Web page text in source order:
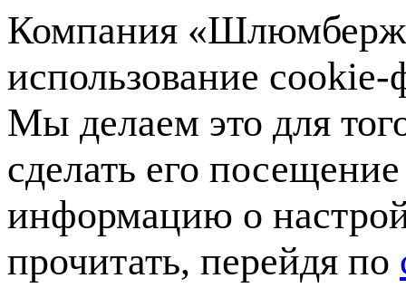
Компания
использование
Мы делаем это для
сделать его
информацию о
прочитать, перейдя по